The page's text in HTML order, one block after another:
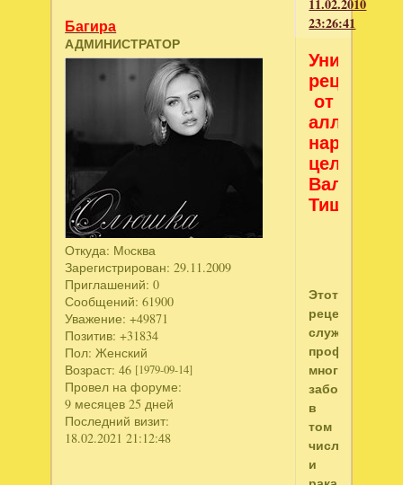
23:26:41
Багира
АДМИНИСТРАТОР
Откуда: Мoсква
Зарегистрирован: 29.11.2009
Приглашений: 0
Сообщений: 61900
Уважение: +49871
Позитив: +31834
Пол: Женский
Возраст: 46 [1979-09-14]
Провел на форуме:
9 месяцев 25 дней
Последний визит:
18.02.2021 21:12:48
рецепт
от
аллергии
народного
целителя
Валерия
Тищенко:
Этот
рецепт
служит
многих
заболеваний,
в
том
числе
и